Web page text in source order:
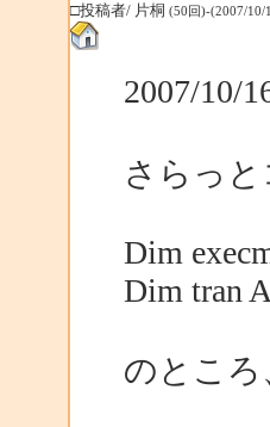
□投稿者/ 片桐 (50回)-(2007/10/
2007/10/
さらっ
Dim
Dim tran
のところ